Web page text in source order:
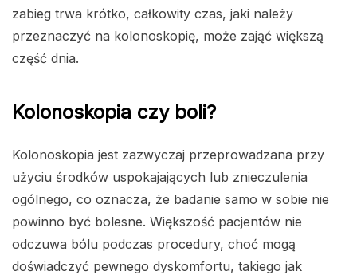
zabieg trwa krótko, całkowity czas, jaki należy
przeznaczyć na kolonoskopię, może zająć większą
część dnia.
Kolonoskopia czy boli?
Kolonoskopia jest zazwyczaj przeprowadzana przy
użyciu środków uspokajających lub znieczulenia
ogólnego, co oznacza, że badanie samo w sobie nie
powinno być bolesne. Większość pacjentów nie
odczuwa bólu podczas procedury, choć mogą
doświadczyć pewnego dyskomfortu, takiego jak